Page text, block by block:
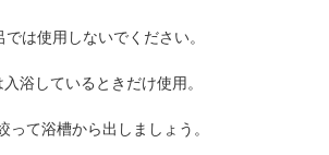
は使用しないでください。
浴しているときだけ使用。
て浴槽から出しましょう。